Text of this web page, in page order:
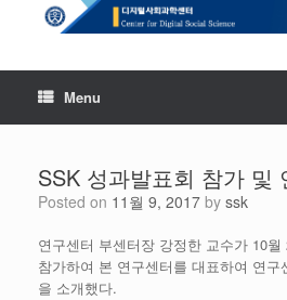
Menu
SSK 성과발표회 참가 및
Posted on 11월 9, 2017 by ssk
연구센터 부센터장 강정한 교수가 10
참가하여 본 연구센터를 대표하여 연구
을 소개했다.